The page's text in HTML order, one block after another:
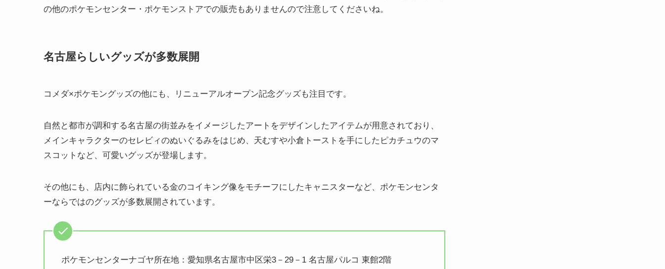
の他のポケモンセンター・ポケモンストアでの販売もありませんので注意してくださいね。
名古屋らしいグッズが多数展開
コメダ×ポケモングッズの他にも、リニューアルオープン記念グッズも注目です。
自然と都市が調和する名古屋の街並みをイメージしたアートをデザインしたアイテムが用意されており、
メインキャラクターのセレビィのぬいぐるみをはじめ、天むすや小倉トーストを手にしたピカチュウのマ
スコットなど、可愛いグッズが登場します。
その他にも、店内に飾られている金のコイキング像をモチーフにしたキャニスターなど、ポケモンセンタ
ーならではのグッズが多数展開されています。
ポケモンセンターナゴヤ所在地：愛知県名古屋市中区栄3－29－1 名古屋パルコ 東館2階